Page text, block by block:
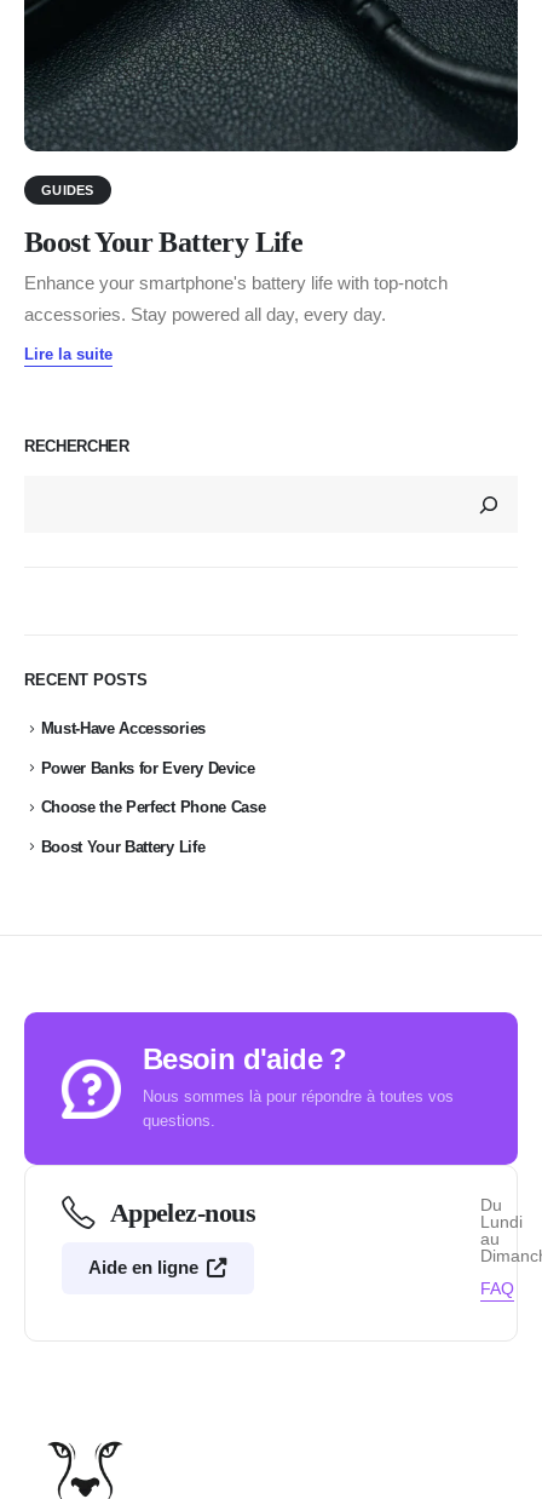
GUIDES
Boost Your Battery Life
Enhance your smartphone's battery life with top-notch
accessories. Stay powered all day, every day.
Lire la suite
RECHERCHER
RECENT POSTS
Must-Have Accessories
Power Banks for Every Device
Choose the Perfect Phone Case
Boost Your Battery Life
Besoin d'aide ?
Nous sommes là pour répondre à toutes vos
questions.
Appelez-nous
Aide en ligne
Du
Lundi
au
FAQ